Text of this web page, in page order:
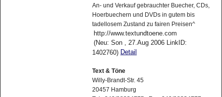
An- und Verkauf gebrauchter Buecher, CDs,
Hoerbuechern und DVDs in gutem bis
tadellosem Zustand zu fairen Preisen^
http://www.textundtoene.com
(Neu: Son , 27.Aug 2006 LinkID:
1402760) Detail
Text & Töne
Willy-Brandt-Str. 45
20457 Hamburg